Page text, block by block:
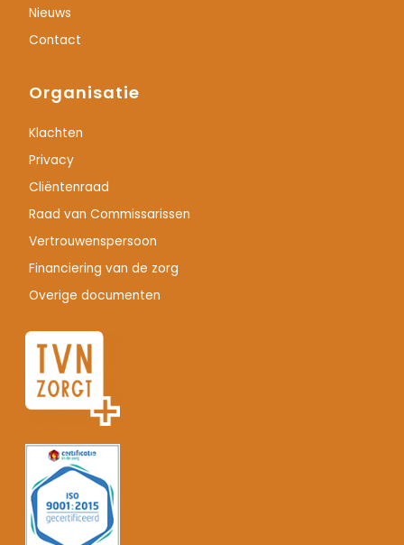
Nieuws
Contact
Organisatie
Klachten
Privacy
Cliëntenraad
Raad van Commissarissen
Vertrouwenspersoon
Financiering van de zorg
Overige documenten